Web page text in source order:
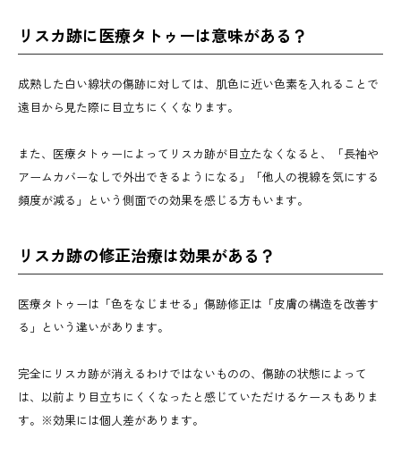
リスカ跡に医療タトゥーは意味がある？
成熟した白い線状の傷跡に対しては、肌色に近い色素を入れることで
遠目から見た際に目立ちにくくなります。
また、医療タトゥーによってリスカ跡が目立たなくなると、「長袖や
アームカバーなしで外出できるようになる」「他人の視線を気にする
頻度が減る」という側面での効果を感じる方もいます。
リスカ跡の修正治療は効果がある？
医療タトゥーは「色をなじませる」傷跡修正は「皮膚の構造を改善す
る」という違いがあります。
完全にリスカ跡が消えるわけではないものの、傷跡の状態によって
は、以前より目立ちにくくなったと感じていただけるケースもありま
す。※効果には個人差があります。